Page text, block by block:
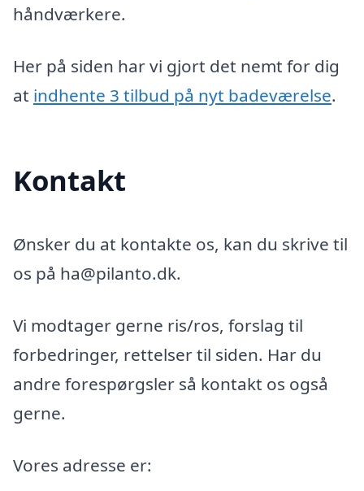
håndværkere.
Her på siden har vi gjort det nemt for dig
at indhente 3 tilbud på nyt badeværelse.
Kontakt
Ønsker du at kontakte os, kan du skrive til
os på ha@pilanto.dk.
Vi modtager gerne ris/ros, forslag til
forbedringer, rettelser til siden. Har du
andre forespørgsler så kontakt os også
gerne.
Vores adresse er: